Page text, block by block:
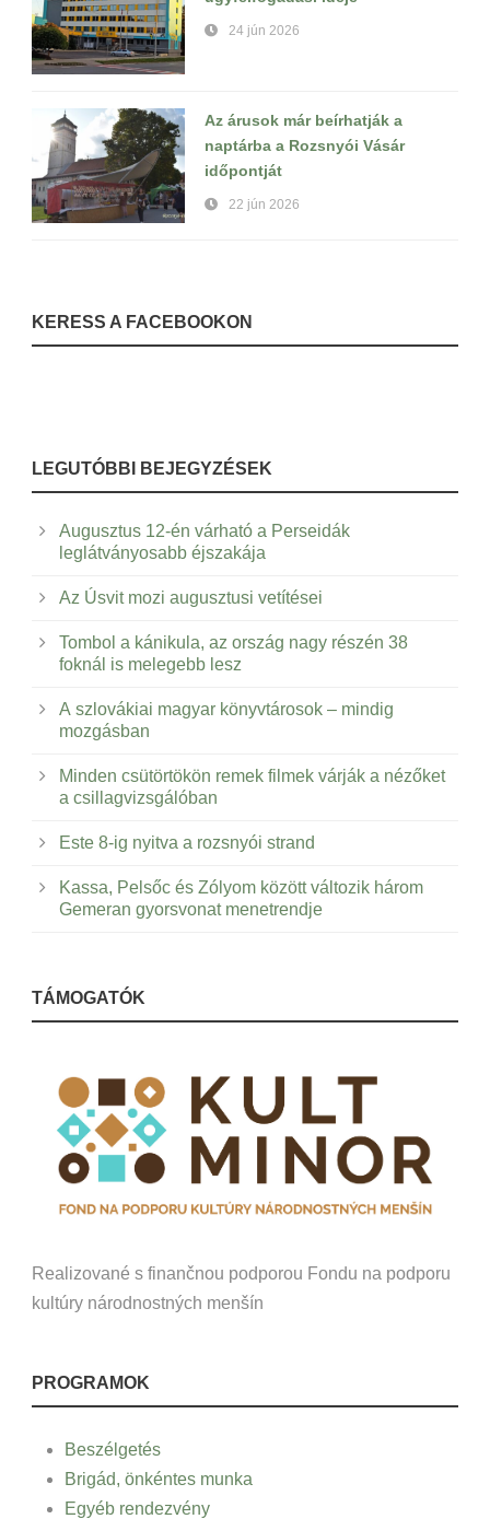
24 jún 2026
Az árusok már beírhatják a
naptárba a Rozsnyói Vásár
időpontját
22 jún 2026
KERESS A FACEBOOKON
LEGUTÓBBI BEJEGYZÉSEK
Augusztus 12-én várható a Perseidák
leglátványosabb éjszakája
Az Úsvit mozi augusztusi vetítései
Tombol a kánikula, az ország nagy részén 38
foknál is melegebb lesz
A szlovákiai magyar könyvtárosok – mindig
mozgásban
Minden csütörtökön remek filmek várják a nézőket
a csillagvizsgálóban
Este 8-ig nyitva a rozsnyói strand
Kassa, Pelsőc és Zólyom között változik három
Gemeran gyorsvonat menetrendje
TÁMOGATÓK
Realizované s finančnou podporou Fondu na podporu
kultúry národnostných menšín
PROGRAMOK
Beszélgetés
Brigád, önkéntes munka
Egyéb rendezvény